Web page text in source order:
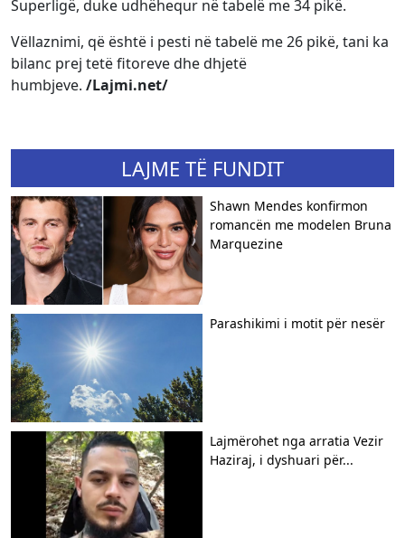
Superligë, duke udhëhequr në tabelë me 34 pikë.
Vëllaznimi, që është i pesti në tabelë me 26 pikë, tani ka
bilanc prej tetë fitoreve dhe dhjetë
humbjeve. /Lajmi.net/
LAJME TË FUNDIT
Shawn Mendes konfirmon
romancën me modelen Bruna
Marquezine
Parashikimi i motit për nesër
Lajmërohet nga arratia Vezir
Haziraj, i dyshuari për...